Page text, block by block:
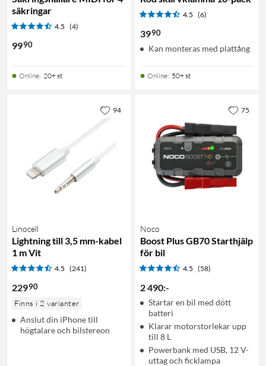
säkringar
4.5 (4)
9990
Online: 20+ st
4.5 (6)
3990
Kan monteras med plattång
Online: 50+ st
Linocell
Lightning till 3,5 mm-kabel
1 m Vit
4.5 (241)
22990
Finns i 2 varianter
Anslut din iPhone till
högtalare och bilstereon
94
Noco
Boost Plus GB70 Starthjälp
för bil
4.5 (58)
2 490:-
Startar en bil med dött
batteri
Klarar motorstorlekar upp
till 8 L
Powerbank med USB, 12 V-
uttag och ficklampa
75